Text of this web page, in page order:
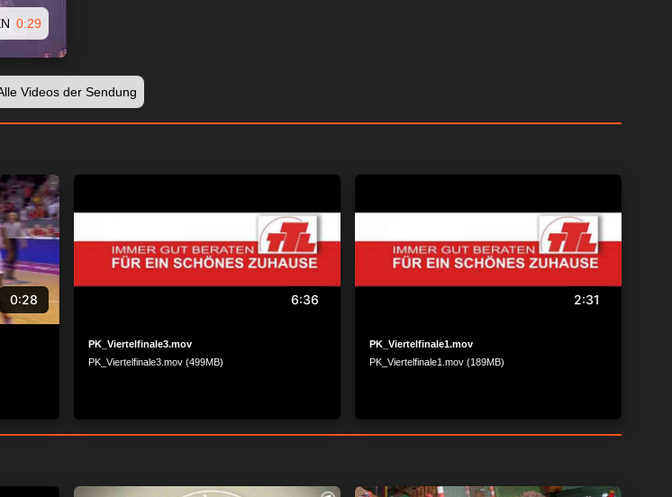
0:29
Videos der Sendung
0:28 6:36
PK_Viertelfinale3.mov
PK_Viertelfinale3.mov (499MB)
2:31
PK_Viertelfinale1.mov
PK_Viertelfinale1.mov (189MB)